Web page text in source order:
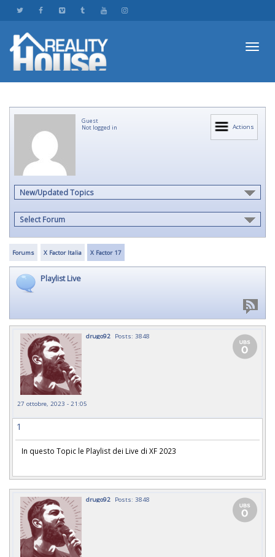
Actions
Guest
Not logged in
New/Updated Topics
Select Forum
Forums X Factor Italia X Factor 17
Playlist Live
drugo92 Posts: 3848
27 ottobre, 2023 - 21:05
1
In questo Topic le Playlist dei Live di XF 2023
drugo92 Posts: 3848